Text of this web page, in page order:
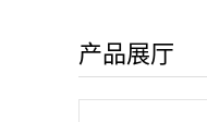
产品展厅